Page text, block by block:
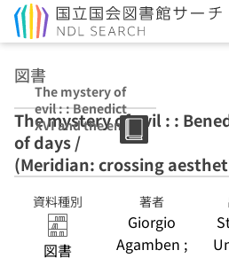
図書
The mystery of
evil : : Benedict
XVI and the end
of days /
(Meridian:
crossing
aesthetics)
The mystery of evil : :
of days /
(Meridian: crossing
資料種別
図書
著者
Giorgio
Agamben ;